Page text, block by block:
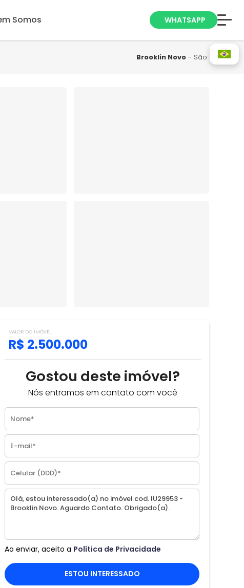
Somos WHATSAPP
Anuncie seu
Imóvel
Trabalhe Conosco
Brooklin Novo - São Paulo
VALOR DO IMÓVEL
R$ 2.500.000
Gostou deste imóvel?
Nós entramos em contato com você
Ao enviar, aceito a Política de Privacidade
ESTOU INTERESSADO